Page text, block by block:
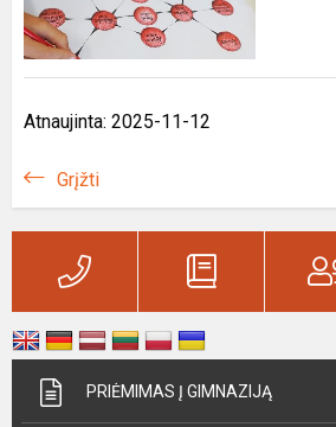
Atnaujinta: 2025-11-12
Grįžti
PRIĖMIMAS Į GIMNAZIJĄ